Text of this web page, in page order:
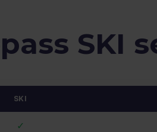
SKI
SKI
✓